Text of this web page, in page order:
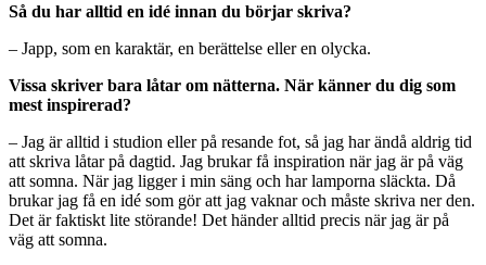
Så du har alltid en idé innan du börjar skriva?
– Japp, som en karaktär, en berättelse eller en olycka.
Vissa skriver bara låtar om nätterna. När känner du dig som
mest inspirerad?
– Jag är alltid i studion eller på resande fot, så jag har ändå aldrig tid
att skriva låtar på dagtid. Jag brukar få inspiration när jag är på väg
att somna. När jag ligger i min säng och har lamporna släckta. Då
brukar jag få en idé som gör att jag vaknar och måste skriva ner den.
Det är faktiskt lite störande! Det händer alltid precis när jag är på
väg att somna.